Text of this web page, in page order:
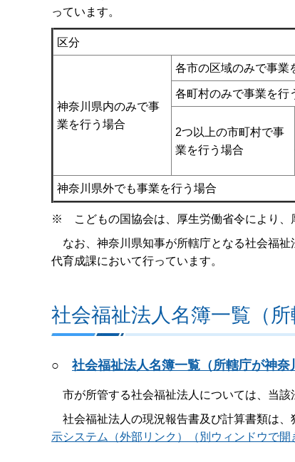
っています。
区分
神奈川県内のみで事
業を行う場合
各市の区域のみで事業
各町村のみで事業を行
2つ以上の市町村で事
業を行う場合
神奈川県外でも事業を行う場合
※ こどもの国協会は、厚生労働省令により、
なお、神奈川県知事が所轄庁となる社会福祉
代育成課において行っています。
社会福祉法人名簿一覧（所
○ 社会福祉法人名簿一覧（所轄庁が神奈
市が所管する社会福祉法人については、当該
社会福祉法人の現況報告書及び計算書類は
示システム（外部リンク）（別ウィンドウで開